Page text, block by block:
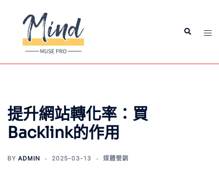
提升網站轉化率：買
Backlink的作用
BY ADMIN 2025-03-13 媒體營銷